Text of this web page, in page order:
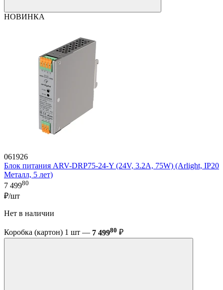
НОВИНКА
061926
Блок питания ARV-DRP75-24-Y (24V, 3.2A, 75W) (Arlight, IP20
Металл, 5 лет)
7 49980
₽/шт
Нет в наличии
Коробка (картон) 1 шт — 7 49980 ₽